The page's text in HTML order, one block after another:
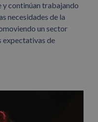
y continúan trabajando
necesidades de la
un sector
expectativas de